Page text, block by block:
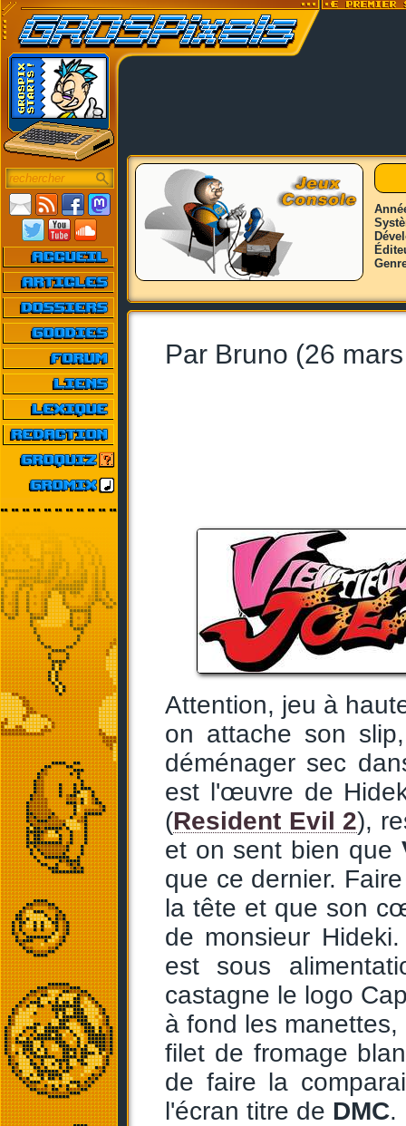
Par Bruno (26
Attention, jeu à
on attache son
déménager sec
est l'œuvre de
(Resident Evil 2),
et on sent bien que
que ce dernier.
la tête et que son
de monsieur
est sous
castagne le logo
à fond les
filet de fromage
de faire la
l'écran titre de DMC.